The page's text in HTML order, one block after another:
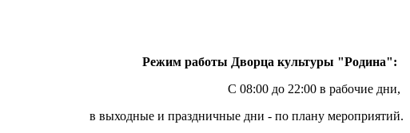
Режим работы Дворца культуры "Родина":
С 08:00 до 22:00 в рабочие дни,
в выходные и праздничные дни - по плану мероприятий.